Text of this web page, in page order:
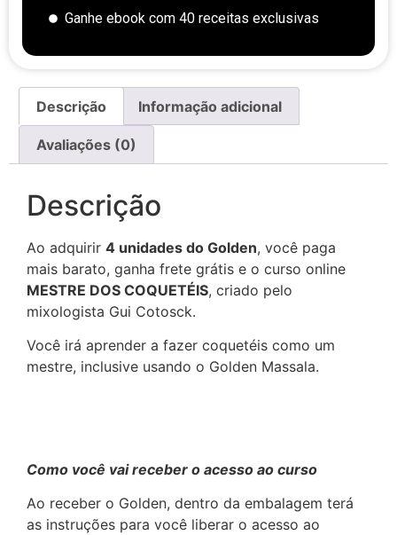
Ganhe ebook com 40 receitas exclusivas
Descrição Informação adicional
Avaliações (0)
Descrição
Ao adquirir 4 unidades do Golden, você paga
mais barato, ganha frete grátis e o curso online
MESTRE DOS COQUETÉIS, criado pelo
mixologista Gui Cotosck.
Você irá aprender a fazer coquetéis como um
mestre, inclusive usando o Golden Massala.
Como você vai receber o acesso ao curso
Ao receber o Golden, dentro da embalagem terá
as instruções para você liberar o acesso ao